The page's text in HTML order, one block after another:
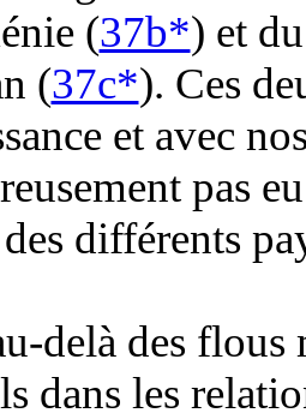
(37b*) et
(37c*). Ces
et avec
pas
différents
delà des flous
dans les